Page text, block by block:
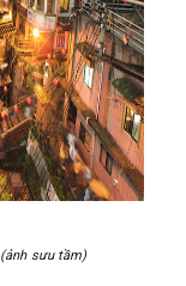
sưu tầm)